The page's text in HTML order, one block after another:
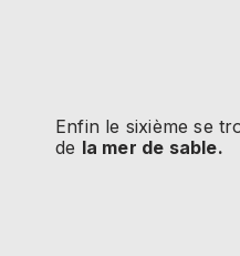
Enfin le sixième se
de la mer de sable.